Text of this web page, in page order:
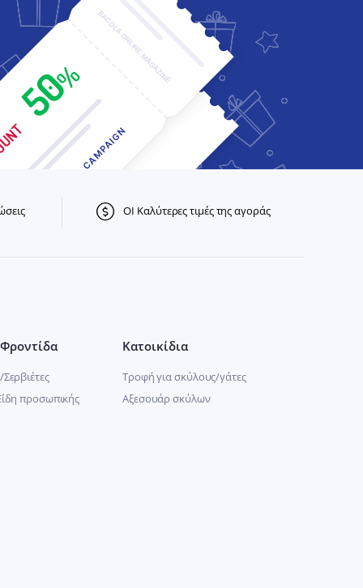
ΟΙ Καλύτερες τιμές της αγοράς
προσωπικής
Κατοικίδια
Τροφή για σκύλους/γάτες
Αξεσουάρ σκύλων